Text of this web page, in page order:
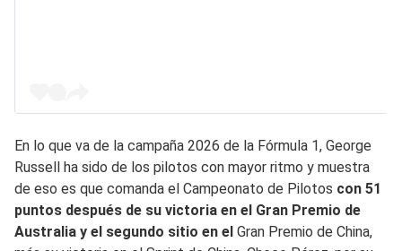
En lo que va de la campaña 2026 de la Fórmula 1, George
Russell ha sido de los pilotos con mayor ritmo y muestra
de eso es que comanda el Campeonato de Pilotos con 51
puntos después de su victoria en el Gran Premio de
Australia y el segundo sitio en el Gran Premio de China,